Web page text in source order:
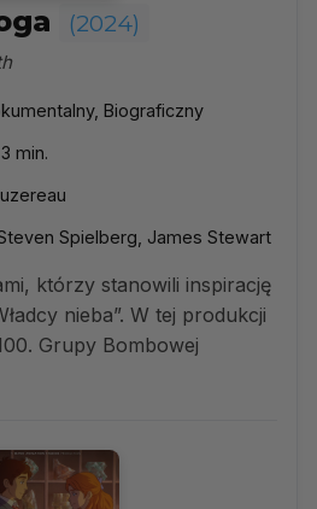
(2024)
Biograficzny
min.
Spielberg, James Stewart
którzy stanowili inspirację
nieba”. W tej produkcji
Grupy Bombowej